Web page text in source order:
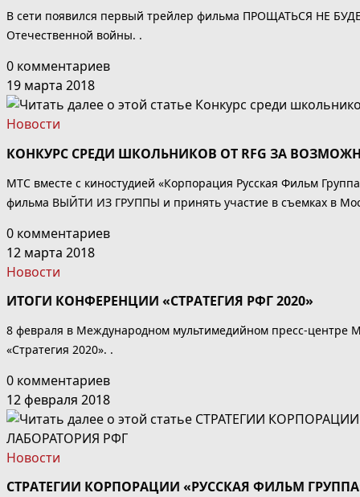
В сети появился первый трейлер фильма ПРОЩАТЬСЯ НЕ
Отечественной войны. .
0 комментариев
19 марта 2018
Новости
КОНКУРС СРЕДИ ШКОЛЬНИКОВ ОТ RFG ЗА
МТС вместе с киностудией «Корпорация Русская Фильм
фильма ВЫЙТИ ИЗ ГРУППЫ и принять участие в съемках в
0 комментариев
12 марта 2018
Новости
ИТОГИ КОНФЕРЕНЦИИ «СТРАТЕГИЯ РФГ 2020»
8 февраля в Международном мультимедийном пресс-центре
«Стратегия 2020». .
0 комментариев
12 февраля 2018
Новости
СТРАТЕГИИ КОРПОРАЦИИ «РУССКАЯ ФИЛЬМ